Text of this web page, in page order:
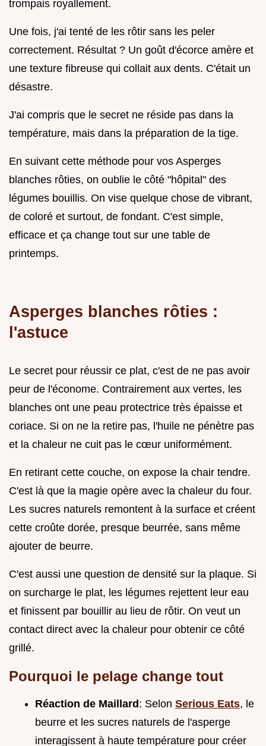
trompais royallement.
Une fois, j'ai tenté de les rôtir sans les peler
correctement. Résultat ? Un goût d'écorce amère et
une texture fibreuse qui collait aux dents. C'était un
désastre.
J'ai compris que le secret ne réside pas dans la
température, mais dans la préparation de la tige.
En suivant cette méthode pour vos Asperges
blanches rôties, on oublie le côté "hôpital" des
légumes bouillis. On vise quelque chose de vibrant,
de coloré et surtout, de fondant. C'est simple,
efficace et ça change tout sur une table de
printemps.
Asperges blanches rôties :
l'astuce
Le secret pour réussir ce plat, c'est de ne pas avoir
peur de l'économe. Contrairement aux vertes, les
blanches ont une peau protectrice très épaisse et
coriace. Si on ne la retire pas, l'huile ne pénètre pas
et la chaleur ne cuit pas le cœur uniformément.
En retirant cette couche, on expose la chair tendre.
C'est là que la magie opère avec la chaleur du four.
Les sucres naturels remontent à la surface et créent
cette croûte dorée, presque beurrée, sans même
ajouter de beurre.
C'est aussi une question de densité sur la plaque. Si
on surcharge le plat, les légumes rejettent leur eau
et finissent par bouillir au lieu de rôtir. On veut un
contact direct avec la chaleur pour obtenir ce côté
grillé.
Pourquoi le pelage change tout
Réaction de Maillard: Selon Serious Eats, le
beurre et les sucres naturels de l'asperge
interagissent à haute température pour créer